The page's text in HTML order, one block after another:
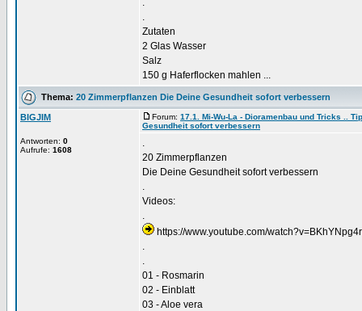
.
.
Zutaten
2 Glas Wasser
Salz
150 g Haferflocken mahlen ...
Thema: 20 Zimmerpflanzen Die Deine Gesundheit sofort verbessern
BIGJIM
Antworten: 0
Aufrufe: 1608
Forum: 17.1. Mi-Wu-La - Dioramenbau und Tricks ..
Gesundheit sofort verbessern
.
20 Zimmerpflanzen
Die Deine Gesundheit sofort verbessern
.
Videos:
.
https://www.youtube.com/
.
.
01 - Rosmarin
02 - Einblatt
03 - Aloe vera